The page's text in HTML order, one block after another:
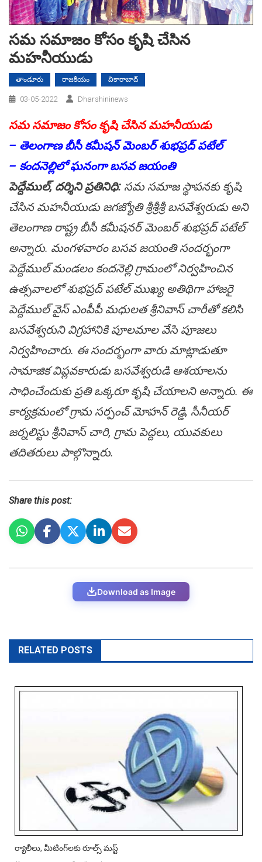
స‌మ స‌మాజం కోసం కృషి చేసిన
మ‌హ‌నీయుడు
తాండూరు రాజకీయం వికారాబాద్
03-05-2022 Dharshininews
స‌మ స‌మాజం కోసం కృషి చేసిన మ‌హ‌నీయుడు
– తెలంగాణ బీసీ క‌మీష‌న్ మెంబ‌ర్ శుభ‌ప్ర‌ద్ ప‌టేల్
– కంద‌నెల్లిలో ఘ‌నంగా బ‌స‌వ జ‌యంతి
పెద్దేముల్, ద‌ర్శిని ప్ర‌తినిధి: స‌మ స‌మాజ స్థాప‌న‌కు కృషి
చేసిన మహ‌నీయుడు జ‌గ‌జ్యోతి శ్రీ‌శ్రీ‌శ్రీ బ‌స‌వేశ్వ‌రుడు అని
తెలంగాణ రాష్ట్ర బీసీ క‌మీష‌న‌ర్ మెంబ‌ర్ శుభ‌ప్ర‌ద్ ప‌టేల్
అన్నారు. మంగ‌ళ‌వారం బ‌స‌వ జ‌యంతి సంద‌ర్భంగా
పెద్దేముల్ మండ‌లం కంద‌నెల్లి గ్రామంలో నిర్వ‌హించిన
ఉత్స‌వాల‌లో శుభ‌ప్ర‌ద్ ప‌టేల్ ముఖ్య అతిథిగా హాజ‌రై
పెద్దేముల్ వైస్ ఎంపీపీ మ‌ధుల‌త శ్రీ‌నివాస్ చారీతో క‌లిసి
బ‌స‌వేశ్వ‌రుని విగ్ర‌హానికి పూల‌మాల వేసి పూజ‌లు
నిర్వ‌హించారు. ఈ సంద‌ర్భంగా వారు మాట్లాడుతూ
సామాజిక విప్లవకారుడు బసవేశ్వరుడి ఆశయాలను
సాధించేందుకు ప్రతి ఒక్కరూ కృషి చేయాలని అన్నారు. ఈ
కార్య‌క్ర‌మంలో గ్రామ స‌ర్పంచ్ మోహ‌న్ రెడ్డి, సీనీయ‌ర్
జ‌ర్న‌లిస్టు శ్రీ‌నివాస్ చారి, గ్రామ పెద్ద‌లు, యువకులు
త‌దిత‌రులు పాల్గొన్నారు.
Share this post:
Download as Image
RELATED POSTS
ర్యాలీలు, మీటింగ్‌లకు రూల్స్‌ మస్ట్‌